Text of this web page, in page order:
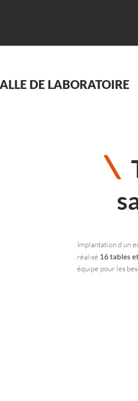
DE LABORATOIRE
Implantation d’un
réalisé 16 tables
équipe pour les